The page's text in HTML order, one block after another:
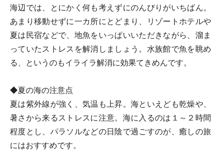
海辺では、とにかく何も考えずにのんびりがいちばん。
あまり移動せずに一カ所にとどまり、リゾートホテルや
夏は民宿などで、地魚をいっぱいいただきながら、溜ま
っていたストレスを解消しましょう。水族館で魚を眺め
る、というのもイライラ解消に効果てきめんです。
◆夏の海の注意点
夏は紫外線が強く、気温も上昇。海といえども乾燥や、
暑さから来るストレスに注意。海に入るのは１～２時間
程度とし、パラソルなどの日陰で過ごすのが、癒しの旅
にはおすすめです。